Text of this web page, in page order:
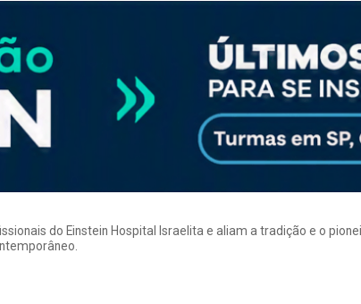
do Einstein Hospital Israelita e aliam a tradição e o